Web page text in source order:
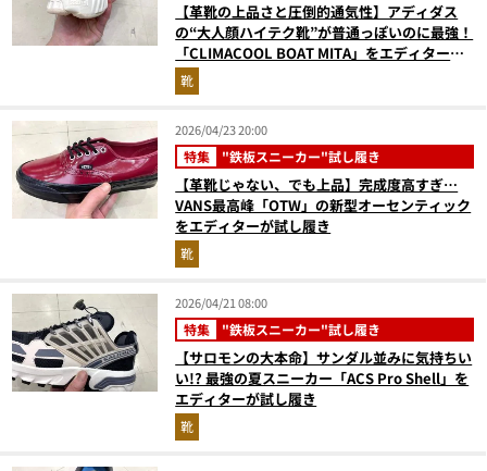
【革靴の上品さと圧倒的通気性】アディダス
の“大人顔ハイテク靴”が普通っぽいのに最強！
「CLIMACOOL BOAT MITA」をエディターが
試し履き
靴
2026/04/23 20:00
特集 "鉄板スニーカー"試し履き
【革靴じゃない、でも上品】完成度高すぎ…
VANS最高峰「OTW」の新型オーセンティック
をエディターが試し履き
靴
2026/04/21 08:00
特集 "鉄板スニーカー"試し履き
【サロモンの大本命】サンダル並みに気持ちい
い!? 最強の夏スニーカー「ACS Pro Shell」を
エディターが試し履き
靴